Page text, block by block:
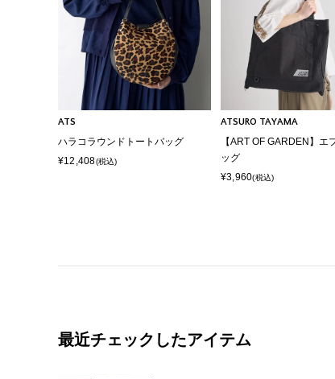
ATS
ハラコラウンドトートバッグ
¥12,408(税込)
ATSURO TAYAMA
【ART OF GARDEN】エ
ッグ
¥3,960(税込)
最近チェックしたアイテム